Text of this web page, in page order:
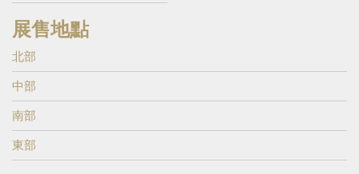
展售地點
北部
中部
南部
東部